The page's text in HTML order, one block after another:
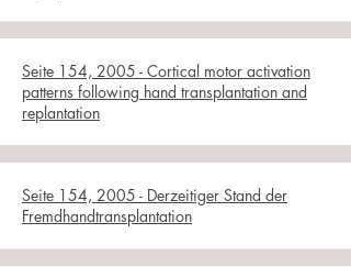
Seite 154, 2005 - Cortical motor activation
patterns following hand transplantation and
replantation
Seite 154, 2005 - Derzeitiger Stand der
Fremdhandtransplantation